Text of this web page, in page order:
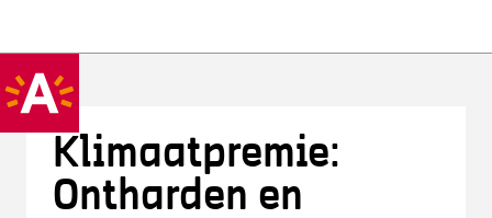
Klimaatpremie:
Ontharden en